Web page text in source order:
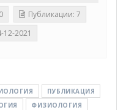
Публикации: 7
12-2021
ПУБЛИКАЦИЯ
ФИЗИОЛОГИЯ